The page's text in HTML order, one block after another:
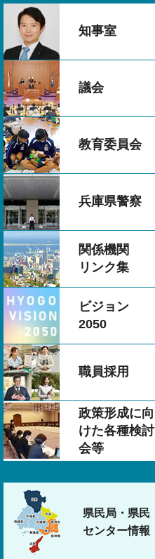
知事室
議会
教育委員会
兵庫県警察
関係機関
リンク集
ビジョン
2050
職員採用
政策形成に向
けた各種検討
会等
県民局・県民
センター情報